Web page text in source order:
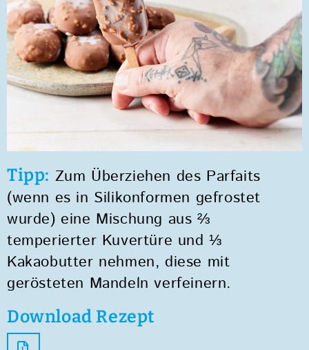
Tipp: Zum Überziehen des Parfaits
(wenn es in Silikonformen gefrostet
wurde) eine Mischung aus ⅔
temperierter Kuvertüre und ⅓
Kakaobutter nehmen, diese mit
gerösteten Mandeln verfeinern.
Download Rezept